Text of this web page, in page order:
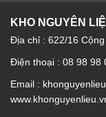
KHO NGUYÊN
Địa chỉ : 622/16
Điện thoại : 08 98 98
Email :